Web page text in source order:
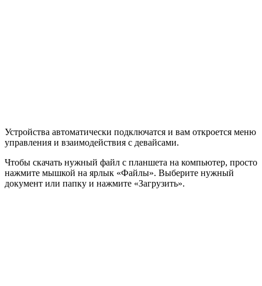
Устройства автоматически подключатся и вам откроется меню
управления и взаимодействия с девайсами.
Чтобы скачать нужный файл с планшета на компьютер, просто
нажмите мышкой на ярлык «Файлы». Выберите нужный
документ или папку и нажмите «Загрузить».